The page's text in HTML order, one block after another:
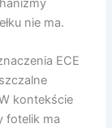
nie ma.
ECE
kontekście
fotelik ma